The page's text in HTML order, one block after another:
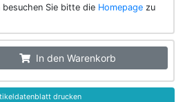
Sie bitte die Homepage zu
In den Warenkorb
drucken